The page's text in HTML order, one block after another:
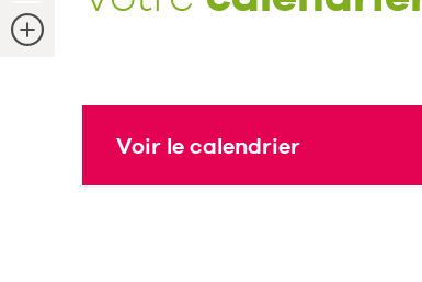
Plus
d'info
Voir le calendrier